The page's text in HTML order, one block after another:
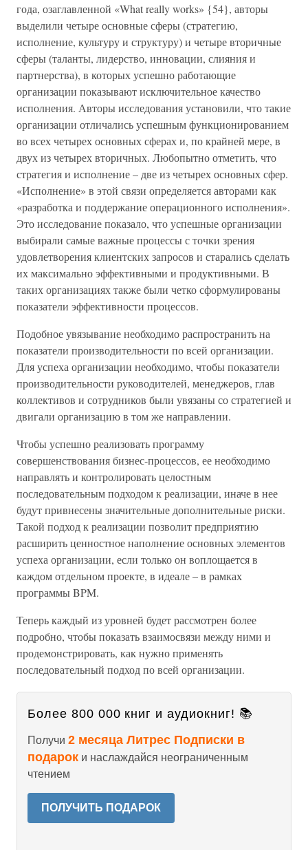
года, озаглавленной «What really works» {54}, авторы
выделили четыре основные сферы (стратегию,
исполнение, культуру и структуру) и четыре вторичные
сферы (таланты, лидерство, инновации, слияния и
партнерства), в которых успешно работающие
организации показывают исключительное качество
исполнения. Авторы исследования установили, что такие
организации отличались успешным функционированием
во всех четырех основных сферах и, по крайней мере, в
двух из четырех вторичных. Любопытно отметить, что
стратегия и исполнение – две из четырех основных сфер.
«Исполнение» в этой связи определяется авторами как
«разработка и поддержание операционного исполнения».
Это исследование показало, что успешные организации
выбирали самые важные процессы с точки зрения
удовлетворения клиентских запросов и старались сделать
их максимально эффективными и продуктивными. В
таких организациях также были четко сформулированы
показатели эффективности процессов.
Подобное увязывание необходимо распространить на
показатели производительности по всей организации.
Для успеха организации необходимо, чтобы показатели
производительности руководителей, менеджеров, глав
коллективов и сотрудников были увязаны со стратегией и
двигали организацию в том же направлении.
Чтобы успешно реализовать программу
совершенствования бизнес-процессов, ее необходимо
направлять и контролировать целостным
последовательным подходом к реализации, иначе в нее
будут привнесены значительные дополнительные риски.
Такой подход к реализации позволит предприятию
расширить ценностное наполнение основных элементов
успеха организации, если только он воплощается в
каждом отдельном проекте, в идеале – в рамках
программы BPM.
Теперь каждый из уровней будет рассмотрен более
подробно, чтобы показать взаимосвязи между ними и
продемонстрировать, как нужно применять
последовательный подход по всей организации.
Более 800 000 книг и аудиокниг! 📚
Получи 2 месяца Литрес Подписки в
подарок и наслаждайся неограниченным
чтением
ПОЛУЧИТЬ ПОДАРОК